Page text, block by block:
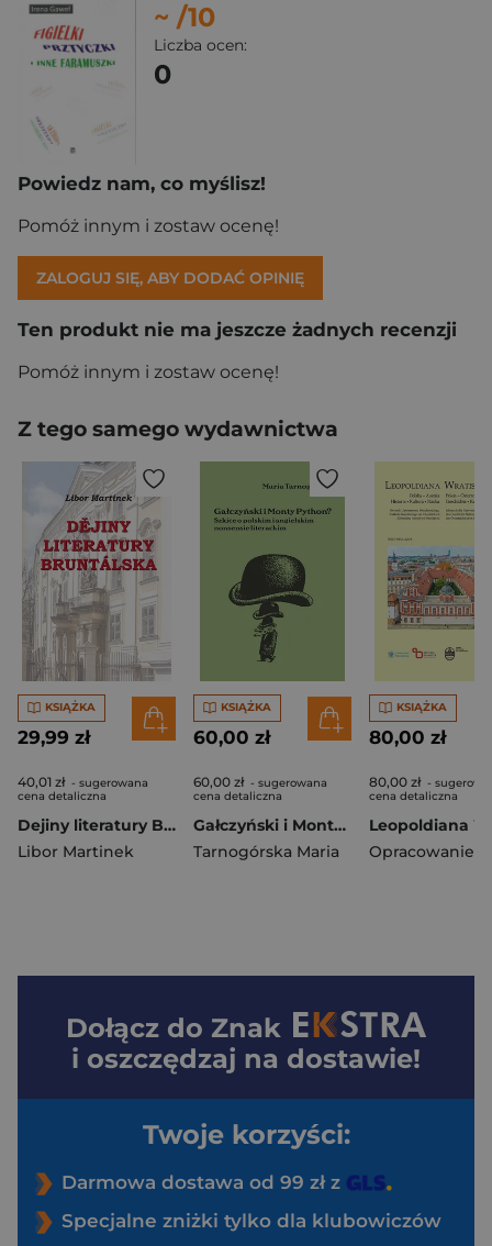
~ /10
Liczba ocen:
0
Powiedz nam, co myślisz!
Pomóż innym i zostaw ocenę!
ZALOGUJ SIĘ, ABY DODAĆ OPINIĘ
Ten produkt nie ma jeszcze żadnych recenzji
Pomóż innym i zostaw ocenę!
Z tego samego wydawnictwa
KSIĄŻKA
29,99 zł
40,01 zł - sugerowana
cena detaliczna
Dejiny literatury Bruntalska
Libor Martinek
KSIĄŻKA
60,00 zł
60,00 zł - sugerowana
cena detaliczna
Gałczyński i Monty Python?
Tarnogórska Maria
KSIĄŻKA
80,00 zł
80,00 zł -
cena detaliczna
Dołącz do Znak
i oszczędzaj na dostawie!
Twoje korzyści:
Darmowa dostawa od 99 zł z
Specjalne zniżki tylko dla klubowiczów